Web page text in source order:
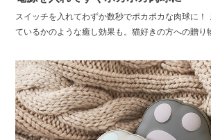
スイッチを入れてわずか数秒でポカポカな肉球に！
ているかのような癒し効果も。猫好きの方への贈り